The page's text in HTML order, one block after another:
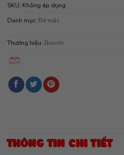
SKU: Không áp dụng
Danh mục: Bé mặc
Thương hiệu: Bonchi
THÔNG TIN CHI TIẾT